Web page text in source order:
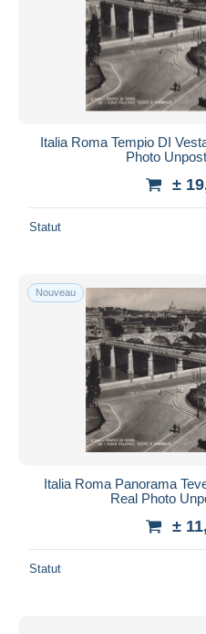
Italia Roma Tempio DI
Photo
±
Statut
Nouveau
Italia Roma Panorama
Real Photo
±
Statut